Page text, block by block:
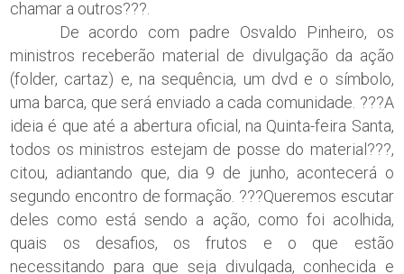
chamar a outros???.
De acordo com padre Osvaldo Pinheiro, os
ministros receberão material de divulgação da ação
(folder, cartaz) e, na sequência, um dvd e o símbolo,
uma barca, que será enviado a cada comunidade. ???A
ideia é que até a abertura oficial, na Quinta-feira Santa,
todos os ministros estejam de posse do material???,
citou, adiantando que, dia 9 de junho, acontecerá o
segundo encontro de formação. ???Queremos escutar
deles como está sendo a ação, como foi acolhida,
quais os desafios, os frutos e o que estão
necessitando para que seja divulgada, conhecida e